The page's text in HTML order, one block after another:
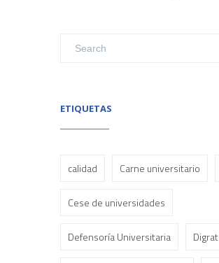
ETIQUETAS
calidad Carne universitario
Cese de universidades
Defensoría Universitaria Digrat